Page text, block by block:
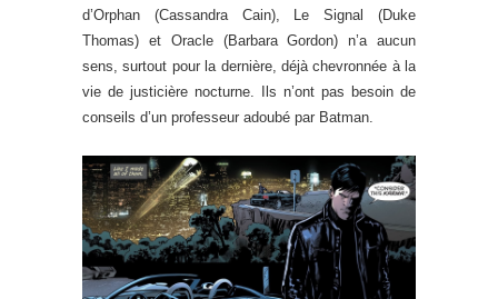
d’Orphan (Cassandra Cain), Le Signal (Duke
Thomas) et Oracle (Barbara Gordon) n’a aucun
sens, surtout pour la dernière, déjà chevronnée à la
vie de justicière nocturne. Ils n’ont pas besoin de
conseils d’un professeur adoubé par Batman.